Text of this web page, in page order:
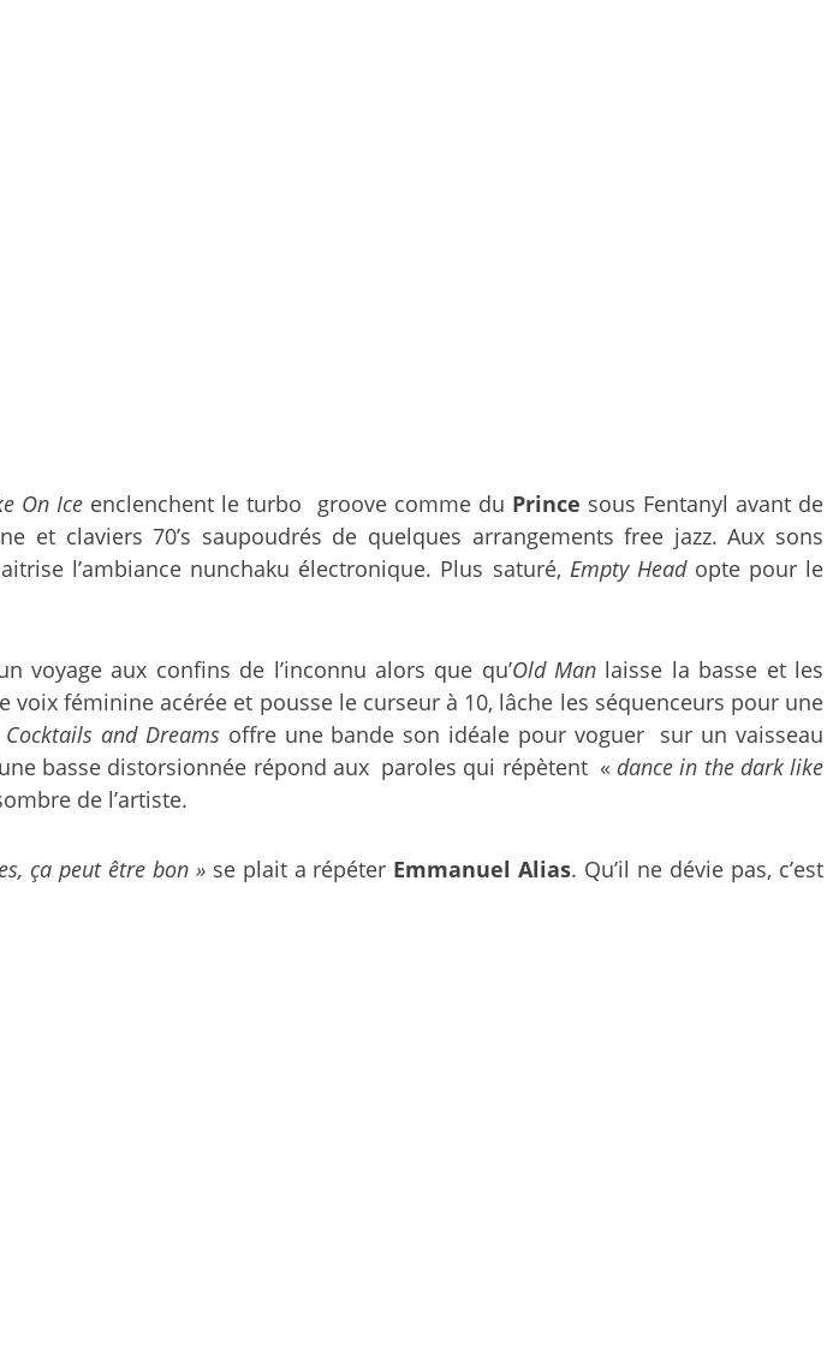
On Ice enclenchent le turbo groove comme du Prince sous Fentanyl avant de
et claviers 70’s saupoudrés de quelques arrangements free jazz. Aux sons
l’ambiance nunchaku électronique. Plus saturé, Empty Head opte pour le
voyage aux confins de l’inconnu alors que qu’Old Man laisse la basse et les
voix féminine acérée et pousse le curseur à 10, lâche les séquenceurs pour une
Cocktails and Dreams offre une bande son idéale pour voguer sur un vaisseau
une basse distorsionnée répond aux paroles qui répètent « dance in the dark like
de l’artiste.
ça peut être bon » se plait a répéter Emmanuel Alias. Qu’il ne dévie pas, c’est